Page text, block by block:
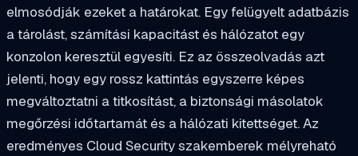
elmosódják ezeket a határokat. Egy felügyelt adatbázis
a tárolást, számítási kapacitást és hálózatot egy
konzolon keresztül egyesíti. Ez az összeolvadás azt
jelenti, hogy egy rossz kattintás egyszerre képes
megváltoztatni a titkosítást, a biztonsági másolatok
megőrzési időtartamát és a hálózati kitettséget. Az
eredményes Cloud Security szakemberek mélyreható